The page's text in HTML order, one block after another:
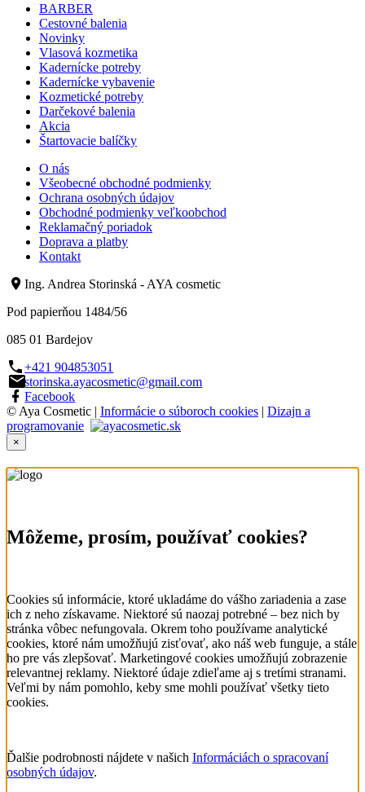
BARBER
Cestovné balenia
Novinky
Vlasová kozmetika
Kadernícke potreby
Kadernícke vybavenie
Kozmetické potreby
Darčekové balenia
Akcia
Štartovacie balíčky
O nás
Všeobecné obchodné podmienky
Ochrana osobných údajov
Obchodné podmienky veľkoobchod
Reklamačný poriadok
Doprava a platby
Kontakt
Ing. Andrea Storinská - AYA cosmetic
Pod papierňou 1484/56
085 01 Bardejov
+421 904853051
storinska.ayacosmetic@gmail.com
Facebook
© Aya Cosmetic | Informácie o súboroch cookies | Dizajn a
programovanie
×
Môžeme, prosím, používať cookies?
Cookies sú informácie, ktoré ukladáme do vášho zariadenia a zase
ich z neho získavame. Niektoré sú naozaj potrebné – bez nich by
stránka vôbec nefungovala. Okrem toho používame analytické
cookies, ktoré nám umožňujú zisťovať, ako náš web funguje, a stále
ho pre vás zlepšovať. Marketingové cookies umožňujú zobrazenie
relevantnej reklamy. Niektoré údaje zdieľame aj s tretími stranami.
Veľmi by nám pomohlo, keby sme mohli používať všetky tieto
cookies.
Ďalšie podrobnosti nájdete v našich Informáciách o spracovaní
osobných údajov.